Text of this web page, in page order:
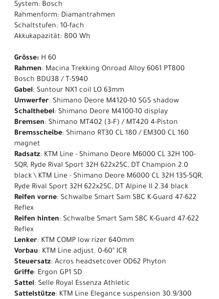
System: Bosch
Rahmenform: Diamantrahmen
Schaltstufen: 10-fach
Akkukapazität: 800 Wh
Grösse: H 60
Rahmen: Macina Trekking Onroad Alloy 6061 PT800
Bosch BDU38 / T-5940
Gabel: Suntour NX1 coil LO 63mm
Umwerfer: Shimano Deore M4120-10 SGS shadow
Schalthebel: Shimano Deore M4100-10 display
Bremsen: Shimano MT402 (3-F) / MT420 4-Piston
Bremsscheibe: Shimano RT30 CL 180 / EM300 CL 160
magnet
Radsatz: KTM Line - Shimano Deore M6000 CL 32H 100-
5QR, Ryde Rival Sport 32H 622x25C, DT Champion 2.0
black \ KTM Line - Shimano Deore M6000 CL 32H 135-5QR,
Ryde Rival Sport 32H 622x25C, DT Alpine II 2.34 black
Reifen vorne: Schwalbe Smart Sam SBC K-Guard 47-622
Reflex
Reifen hinten: Schwalbe Smart Sam SBC K-Guard 47-622
Reflex
Lenker: KTM COMP low rizer 640mm
Vorbau: KTM Line adjust. 0-60° ICR
Steuersatz: Acros headsetcover OD62 Phyton
Griffe: Ergon GP1 SD
Sattel: Selle Royal Essenza Athletic
Sattelstütze: KTM Line Elegance suspension 30.9/300